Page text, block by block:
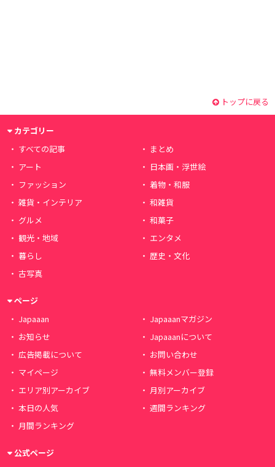
トップに戻る
カテゴリー
すべての記事
まとめ
アート
日本画・浮世絵
ファッション
着物・和服
雑貨・インテリア
和雑貨
グルメ
和菓子
観光・地域
エンタメ
暮らし
歴史・文化
古写真
ページ
Japaaan
Japaaanマガジン
お知らせ
Japaaanについて
広告掲載について
お問い合わせ
マイページ
無料メンバー登録
エリア別アーカイブ
月別アーカイブ
本日の人気
週間ランキング
月間ランキング
公式ページ